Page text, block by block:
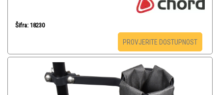
Šifra: 18230
PROVJERITE DOSTUPNOST